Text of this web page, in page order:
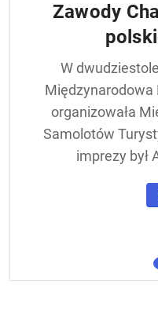
Zawody
W
Międzynarodowa
organizowała
Samolotów
imprezy był
de Tourisme –
trasie